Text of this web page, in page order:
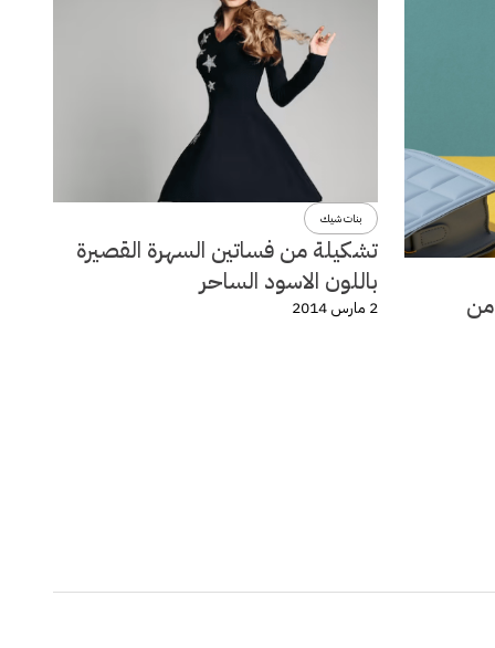
وصيف 2014 من
بنات شيك
تشكيلة من فساتين السهرة القصيرة
باللون الاسود الساحر
2 مارس 2014